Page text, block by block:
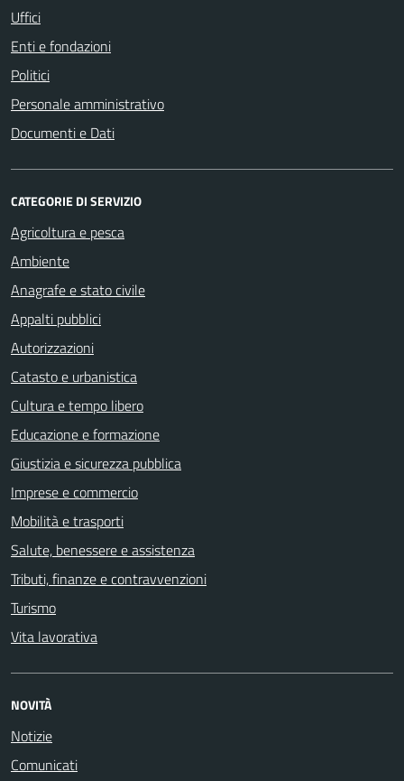
Uffici
Enti e fondazioni
Politici
Personale amministrativo
Documenti e Dati
CATEGORIE DI SERVIZIO
Agricoltura e pesca
Ambiente
Anagrafe e stato civile
Appalti pubblici
Autorizzazioni
Catasto e urbanistica
Cultura e tempo libero
Educazione e formazione
Giustizia e sicurezza pubblica
Imprese e commercio
Mobilità e trasporti
Salute, benessere e assistenza
Tributi, finanze e contravvenzioni
Turismo
Vita lavorativa
NOVITÀ
Notizie
Comunicati